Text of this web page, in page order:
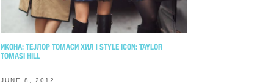
ИКОНА: ТЕЈЛОР ТОМАСИ ХИЛ | STYLE ICON: TAYLOR
TOMASI HILL
JUNE 8, 2012